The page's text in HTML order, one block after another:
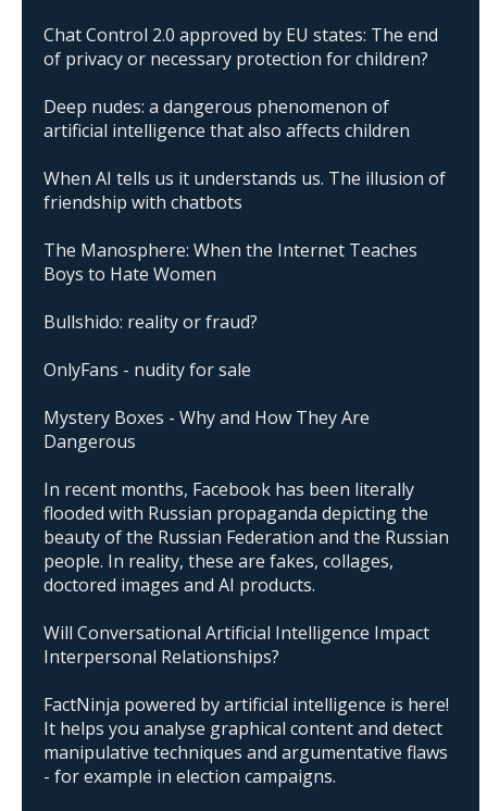
Chat Control 2.0 approved by EU states: The end
of privacy or necessary protection for children?
Deep nudes: a dangerous phenomenon of
artificial intelligence that also affects children
When AI tells us it understands us. The illusion of
friendship with chatbots
The Manosphere: When the Internet Teaches
Boys to Hate Women
Bullshido: reality or fraud?
OnlyFans - nudity for sale
Mystery Boxes - Why and How They Are
Dangerous
In recent months, Facebook has been literally
flooded with Russian propaganda depicting the
beauty of the Russian Federation and the Russian
people. In reality, these are fakes, collages,
doctored images and AI products.
Will Conversational Artificial Intelligence Impact
Interpersonal Relationships?
FactNinja powered by artificial intelligence is here!
It helps you analyse graphical content and detect
manipulative techniques and argumentative flaws
- for example in election campaigns.